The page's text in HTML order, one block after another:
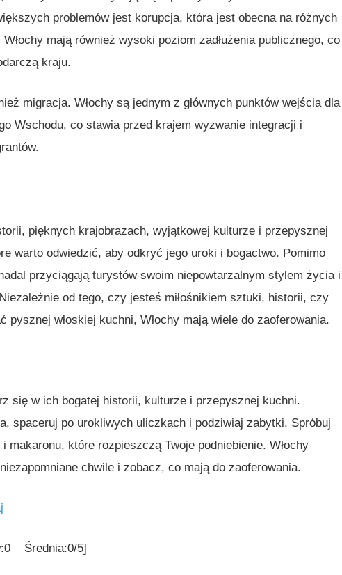
problemów jest korupcja, która jest obecna na różnych
mają również wysoki poziom zadłużenia publicznego, co
kraju.
migracja. Włochy są jednym z głównych punktów wejścia dla
Wschodu, co stawia przed krajem wyzwanie integracji i
pięknych krajobrazach, wyjątkowej kulturze i przepysznej
warto odwiedzić, aby odkryć jego uroki i bogactwo. Pomimo
przyciągają turystów swoim niepowtarzalnym stylem życia i
od tego, czy jesteś miłośnikiem sztuki, historii, czy
pysznej włoskiej kuchni, Włochy mają wiele do zaoferowania.
się w ich bogatej historii, kulturze i przepysznej kuchni.
spaceruj po urokliwych uliczkach i podziwiaj zabytki. Spróbuj
makaronu, które rozpieszczą Twoje podniebienie. Włochy
chwile i zobacz, co mają do zaoferowania.
Średnia:0/5]